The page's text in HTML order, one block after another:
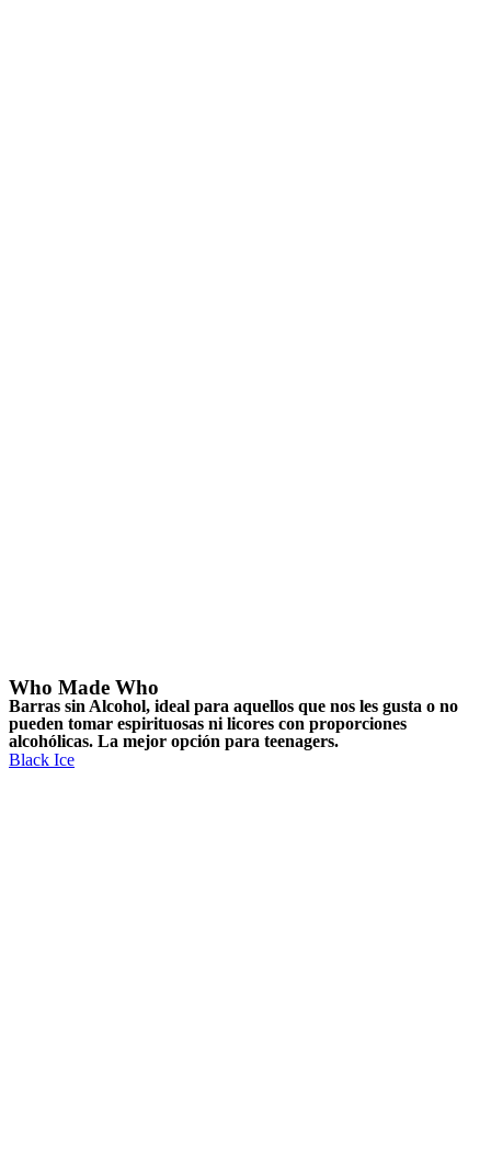
Who Made Who
Barras sin Alcohol, ideal para aquellos que nos les gusta o no
pueden tomar espirituosas ni licores con proporciones
alcohólicas. La mejor opción para teenagers.
Black Ice